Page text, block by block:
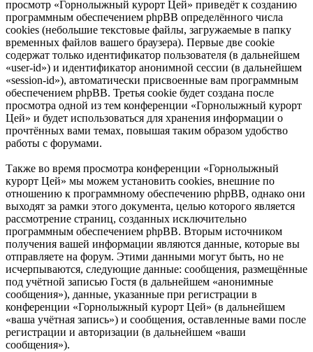
просмотр «Горнолыжный курорт Цей» приведёт к созданию
программным обеспечением phpBB определённого числа
cookies (небольшие текстовые файлы, загружаемые в папку
временных файлов вашего браузера). Первые две cookie
содержат только идентификатор пользователя (в дальнейшем
«user-id») и идентификатор анонимной сессии (в дальнейшем
«session-id»), автоматически присвоенные вам программным
обеспечением phpBB. Третья cookie будет создана после
просмотра одной из тем конференции «Горнолыжный курорт
Цей» и будет использоваться для хранения информации о
прочтённых вами темах, повышая таким образом удобство
работы с форумами.
Также во время просмотра конференции «Горнолыжный
курорт Цей» мы можем установить cookies, внешние по
отношению к программному обеспечению phpBB, однако они
выходят за рамки этого документа, целью которого является
рассмотрение страниц, созданных исключительно
программным обеспечением phpBB. Вторым источником
получения вашей информации являются данные, которые вы
отправляете на форум. Этими данными могут быть, но не
исчерпываются, следующие данные: сообщения, размещённые
под учётной записью Гостя (в дальнейшем «анонимные
сообщения»), данные, указанные при регистрации в
конференции «Горнолыжный курорт Цей» (в дальнейшем
«ваша учётная запись») и сообщения, оставленные вами после
регистрации и авторизации (в дальнейшем «ваши
сообщения»).